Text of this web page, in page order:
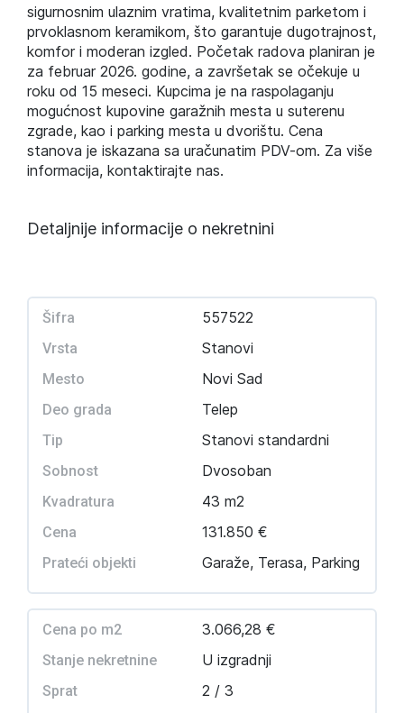
sigurnosnim ulaznim vratima, kvalitetnim parketom i
prvoklasnom keramikom, što garantuje dugotrajnost,
komfor i moderan izgled. Početak radova planiran je
za februar 2026. godine, a završetak se očekuje u
roku od 15 meseci. Kupcima je na raspolaganju
mogućnost kupovine garažnih mesta u suterenu
zgrade, kao i parking mesta u dvorištu. Cena
stanova je iskazana sa uračunatim PDV-om. Za više
informacija, kontaktirajte nas.
Detaljnije informacije o nekretnini
Šifra 557522
Vrsta Stanovi
Mesto Novi Sad
Deo grada Telep
Tip Stanovi standardni
Sobnost Dvosoban
Kvadratura 43 m2
Cena 131.850 €
Prateći objekti Garaže, Terasa, Parking
Cena po m2 3.066,28 €
Stanje nekretnine U izgradnji
Sprat 2 / 3